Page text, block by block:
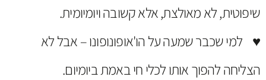
שיפוטית, לא מאולצת, אלא קשובה ויומיומית.
♥ למי שכבר שמעה על הו'אופונופונו – אבל לא
הצליחה להפוך אותו לכלי חי באמת ביומיום.